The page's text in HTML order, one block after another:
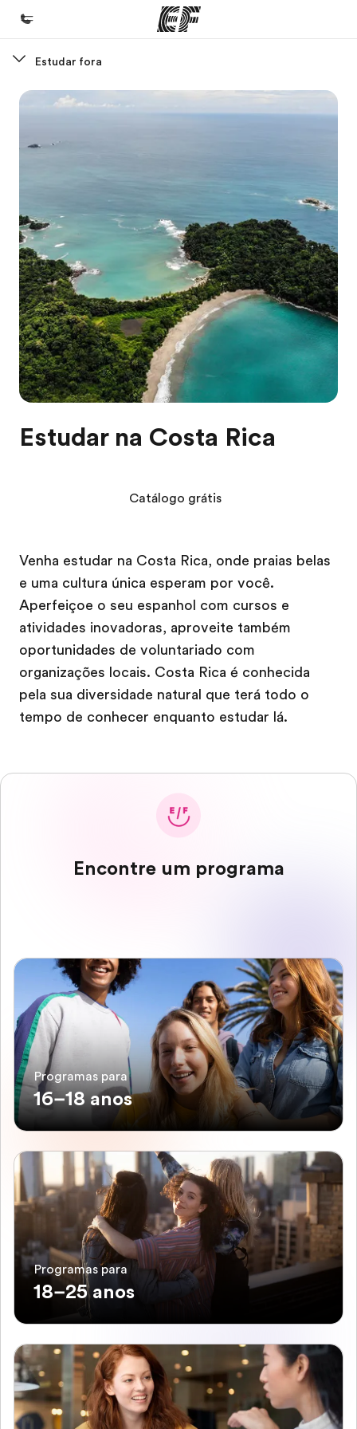
Bem-vindo à EF
Encontre uma loja
Sobre nós
Quem somos
Carreiras
Junte-se a nós
Estudar fora
Estudar na Costa Rica
Venha estudar na Costa Rica, onde praias belas
e uma cultura única esperam por você.
Aperfeiçoe o seu espanhol com cursos e
atividades inovadoras, aproveite também
oportunidades de voluntariado com
organizações locais. Costa Rica é conhecida
pela sua diversidade natural que terá todo o
tempo de conhecer enquanto estudar lá.
Catálogo grátis
Encontre um programa
Programas para
16–18 anos
Programas para
18–25 anos